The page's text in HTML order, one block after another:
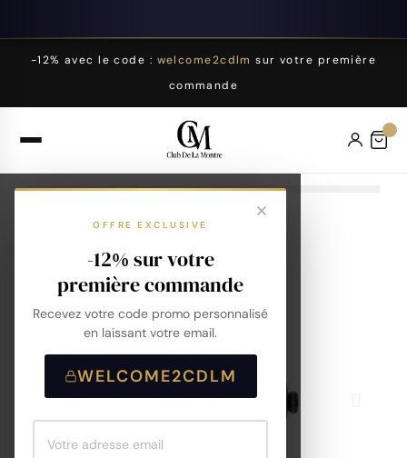
-12% avec le code : welcome2cdlm sur votre première
commande
OFFRE EXCLUSIVE
-12% sur votre
première commande
Recevez votre code promo personnalisé
en laissant votre email.
WELCOME2CDLM